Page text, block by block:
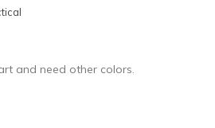
and need other colors.